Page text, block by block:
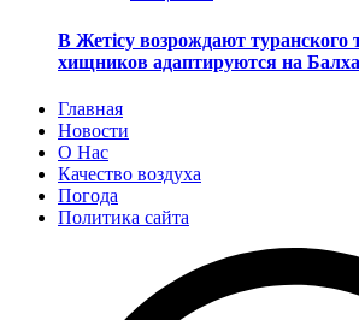
В Жетісу возрождают туранского
хищников адаптируются на
Главная
Новости
О Нас
Качество воздуха
Погода
Политика сайта